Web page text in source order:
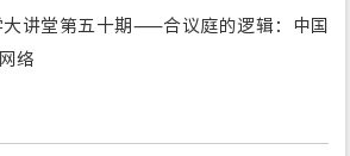
讲堂第五十期——合议庭的逻辑：中国
络